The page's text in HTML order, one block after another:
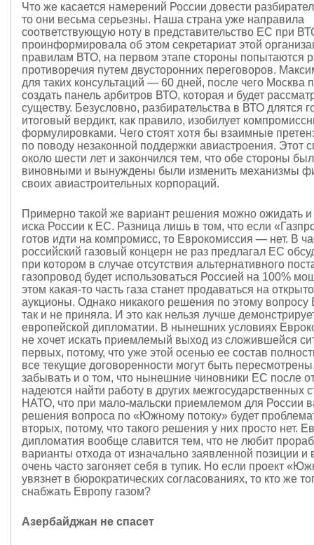
Что же касается намерений России довести
то они весьма серьезны. Наша страна уже направила
соответствующую ноту в представительство ЕС при
проинформировала об этом секретариат этой
правилам ВТО, на первом этапе стороны попытаются
противоречия путем двусторонних переговоров.
для таких консультаций — 60 дней, после чего Москва
создать панель арбитров ВТО, которая и будет
существу. Безусловно, разбирательства в ВТО длятся
итоговый вердикт, как правило, изобилует
формулировками. Чего стоят хотя бы взаимные
по поводу незаконной поддержки авиастроения. Этот
около шести лет и закончился тем, что обе стороны
виновными и вынуждены были изменить механизмы
своих авиастроительных корпораций.
Примерно такой же вариант решения можно ожидать
иска России к ЕС. Разница лишь в том, что если
готов идти на компромисс, то Еврокомиссия — нет. В
российский газовый концерн не раз предлагал ЕС
при котором в случае отсутствия альтернативного
газопровод будет использоваться Россией на 100%
этом какая-то часть газа станет продаваться на
аукционы. Однако никакого решения по этому вопросу
так и не приняла. И это как нельзя лучше
европейской дипломатии. В нынешних условиях
не хочет искать приемлемый выход из сложившейся
первых, потому, что уже этой осенью ее состав
все текущие договоренности могут быть
забывать и о том, что нынешние чиновники ЕС после
надеются найти работу в других межгосударственных
НАТО, что при мало-мальски приемлемом для России
решения вопроса по «Южному потоку» будет
вторых, потому, что такого решения у них просто нет.
дипломатия вообще славится тем, что не любит
варианты отхода от изначально заявленной позиции и
очень часто загоняет себя в тупик. Но если проект
увязнет в бюрократических согласованиях, то кто же
снабжать Европу газом?
Азербайджан не спасет